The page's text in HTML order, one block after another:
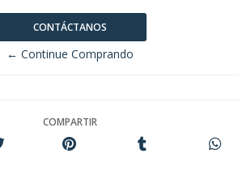
CONTÁCTANOS
← Continue Comprando
COMPARTIR